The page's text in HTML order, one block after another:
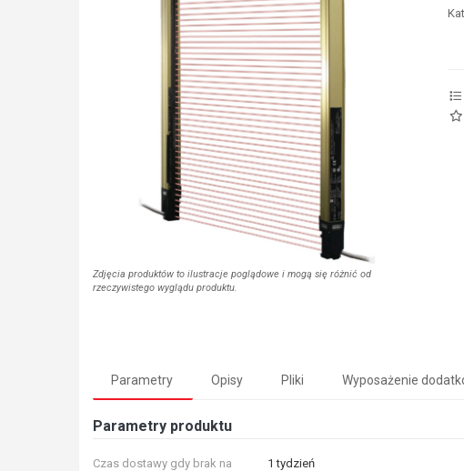
Zdjęcia produktów to ilustracje poglądowe i mogą się różnić od
rzeczywistego wyglądu produktu.
Parametry Opisy Pliki Wyposażenie
Parametry produktu
Czas dostawy gdy brak na
1 tydzień